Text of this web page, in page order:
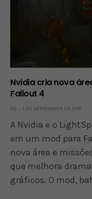
Nvidia cria nova
Fallout 4
OS 1 DE SEPTEMBER DE 2016
A Nvidia e o
em um mod para
nova área e
que melhora
gráficos. O mod,